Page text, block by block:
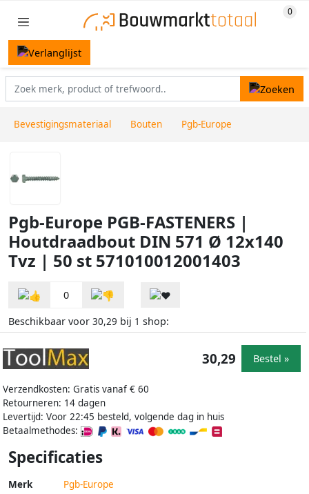
Bevestigingsmateriaal Bouten Pgb-Europe
Pgb-Europe PGB-FASTENERS |
Houtdraadbout DIN 571 Ø 12x140
Tvz | 50 st 571010012001403
0
Beschikbaar voor 30,29 bij 1 shop:
Verzendkosten: Gratis vanaf € 60
Retourneren: 14 dagen
Levertijd: Voor 22:45 besteld, volgende dag in huis
Betaalmethodes:
30,29 Bestel »
Specificaties
Merk Pgb-Europe